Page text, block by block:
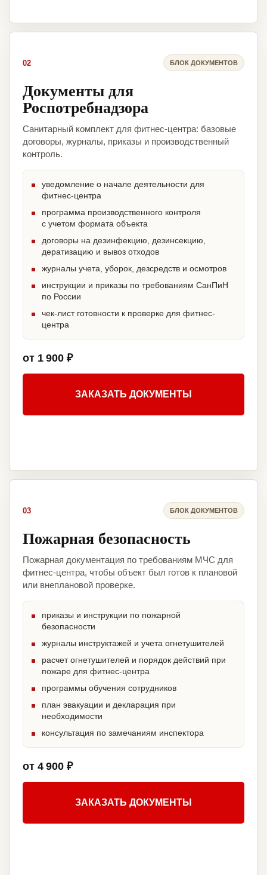
02 БЛОК ДОКУМЕНТОВ
Документы для
Роспотребнадзора
Санитарный комплект для фитнес-центра: базовые
договоры, журналы, приказы и производственный
контроль.
уведомление о начале деятельности для
фитнес-центра
программа производственного контроля
с учетом формата объекта
договоры на дезинфекцию, дезинсекцию,
дератизацию и вывоз отходов
журналы учета, уборок, дезсредств и осмотров
инструкции и приказы по требованиям СанПиН
по России
чек-лист готовности к проверке для фитнес-
центра
от 1 900 ₽
ЗАКАЗАТЬ ДОКУМЕНТЫ
03 БЛОК ДОКУМЕНТОВ
Пожарная безопасность
Пожарная документация по требованиям МЧС для
фитнес-центра, чтобы объект был готов к плановой
или внеплановой проверке.
приказы и инструкции по пожарной
безопасности
журналы инструктажей и учета огнетушителей
расчет огнетушителей и порядок действий при
пожаре для фитнес-центра
программы обучения сотрудников
план эвакуации и декларация при
необходимости
консультация по замечаниям инспектора
от 4 900 ₽
ЗАКАЗАТЬ ДОКУМЕНТЫ